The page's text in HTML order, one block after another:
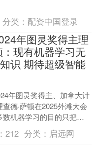
极，同时指明行业发展
块....
分类： 配资中国登录
年图灵奖得主理
：现有机器学习无
识 期待超级智能
年图灵奖得主、加拿大计
德·萨顿在2025外滩大会
数机器学习的目的只把人
移到一个静态、没有自
212 分类： 启远网